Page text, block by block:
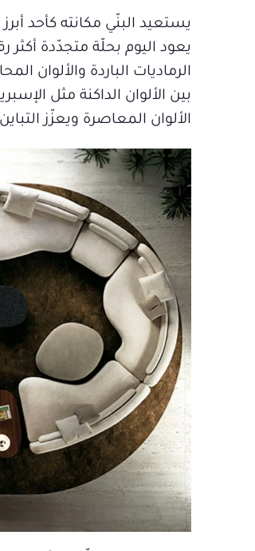
يستعيد البنّي مكانته كأحد
يعود اليوم بحلّة متجدّدة
الرماديات الباردة والألوان
بين الألوان الداكنة مثل
الألوان المعاصرة ويعزّز